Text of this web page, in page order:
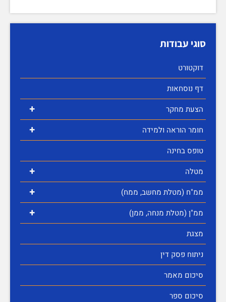
סוגי עבודות
דוקטורט
דף נוסחאות
+ הצעת מחקר
+
חומר הוראה ולמידה
טופס בחינה
+ מטלה
+ ממ"ח (מטלת מחשב, ממח)
+
ממ"ן (מטלת מנחה, ממן)
מצגת
ניתוח פסק דין
סיכום מאמר
סיכום ספר